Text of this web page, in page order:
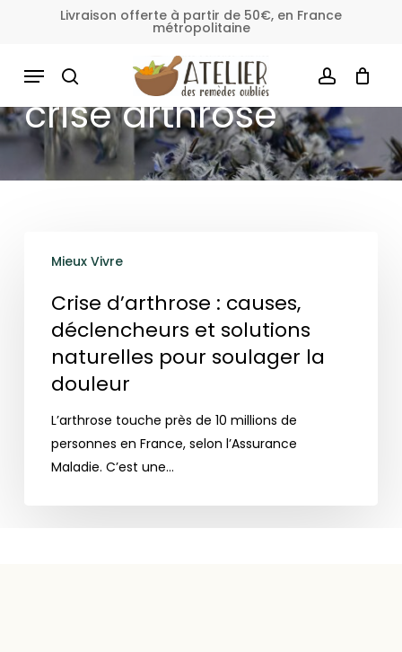
content
Livraison offerte à partir de 50€, en France
métropolitaine
SEARCH ACCOUNT
MENU panier
crise arthrose
d’arthrose
causes,
déclencheurs
solutions
pour
soulager
Mieux Vivre
Crise d’arthrose : causes,
déclencheurs et solutions
naturelles pour soulager la
douleur
L’arthrose touche près de 10 millions de
personnes en France, selon l’Assurance
Maladie. C’est une…